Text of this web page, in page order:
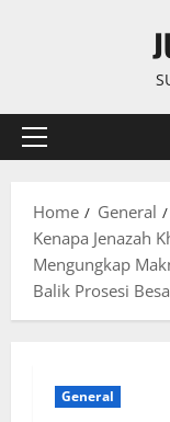
Primary
Home
General
Kenapa Jenazah
Mengungkap
Balik Prosesi
General